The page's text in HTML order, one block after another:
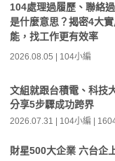
104處理過履歷、聯絡
是什麼意思？揭密4大
能，找工作更有效率
2026.08.05 | 104小編
文組就跟台積電、科技
分享5步驟成功跨界
2026.07.31 | 104小編 |
財星500大企業 六台企